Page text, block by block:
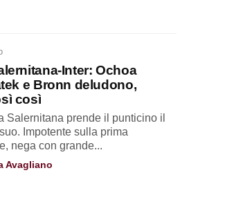
Inter: Ochoa
e Bronn deludono,
così
Salernitana prende il punticino il
Impotente sulla prima
nega con grande...
Avagliano